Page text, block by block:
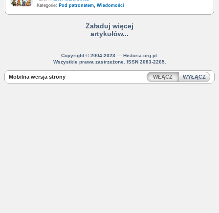
Kategorie: Pod patronatem, Wiadomości
Załaduj więcej
artykułów...
Copyright © 2004-2023 — Historia.org.pl.
Wszystkie prawa zastrzeżone. ISSN 2083-2265.
Mobilna wersja strony WŁĄCZ WYŁĄCZ